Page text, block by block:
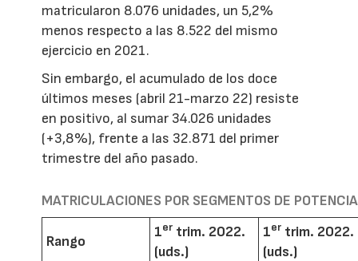
matricularon 8.076 unidades, un 5,2%
menos respecto a las 8.522 del mismo
ejercicio en 2021.
Sin embargo, el acumulado de los doce
últimos meses (abril 21-marzo 22) resiste
en positivo, al sumar 34.026 unidades
(+3,8%), frente a las 32.871 del primer
trimestre del año pasado.
MATRICULACIONES POR SEGMENTOS DE POTENCIA
Rango
1er trim. 2022.
(uds.)
1er trim. 2022.
(uds.)